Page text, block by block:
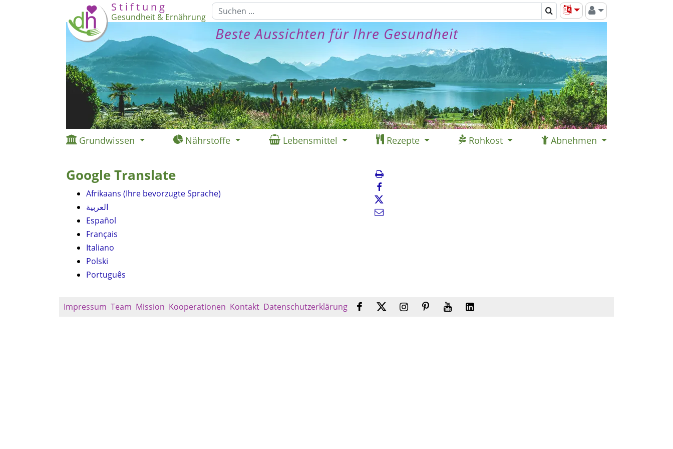
S t i f t u n g
Gesundheit & Ernährung
Beste Aussichten für Ihre Gesundheit
Grundwissen Nährstoffe Lebensmittel Rezepte Rohkost Abnehmen
Google Translate
Afrikaans (Ihre bevorzugte Sprache)
العربية
Español
Français
Italiano
Polski
Português
Impressum Team Mission Kooperationen Kontakt Datenschutzerklärung